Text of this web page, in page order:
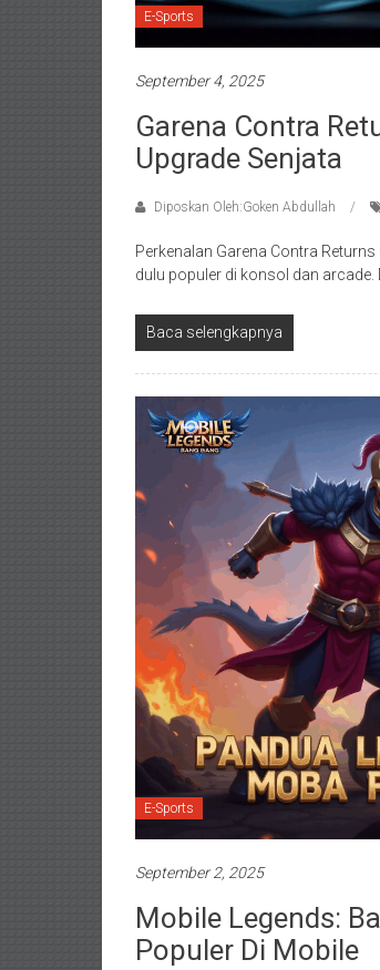
E-Sports
September 4, 2025
Garena Contra
Upgrade Senjata
Diposkan Oleh:Goken Abdullah
Perkenalan Garena Contra
dulu populer di konsol dan
Baca selengkapnya
E-Sports
September 2, 2025
Mobile Legends:
Populer Di Mobile